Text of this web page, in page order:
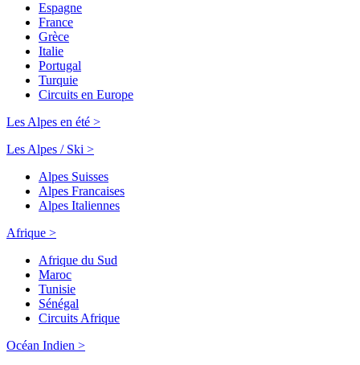
Espagne
France
Grèce
Italie
Portugal
Turquie
Circuits en Europe
Les Alpes en été >
Les Alpes / Ski >
Alpes Suisses
Alpes Francaises
Alpes Italiennes
Afrique >
Afrique du Sud
Maroc
Tunisie
Sénégal
Circuits Afrique
Océan Indien >